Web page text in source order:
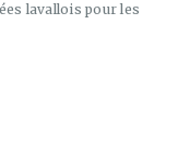
lavallois pour les